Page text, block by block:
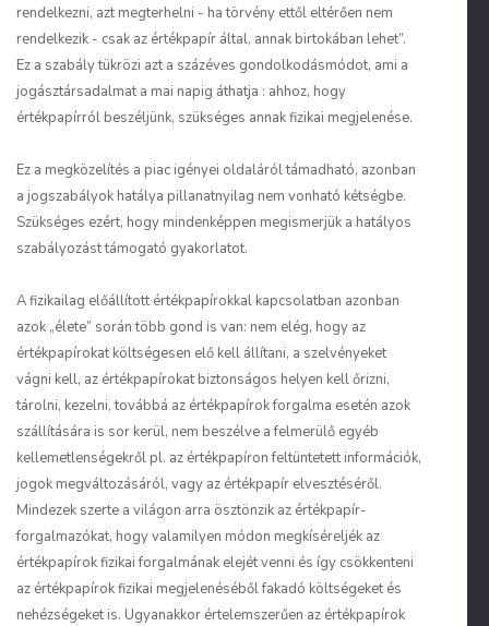
rendelkezni, azt megterhelni - ha törvény ettől eltérően nem
rendelkezik - csak az értékpapír által, annak birtokában lehet”.
Ez a szabály tükrözi azt a százéves gondolkodásmódot, ami a
jogásztársadalmat a mai napig áthatja : ahhoz, hogy
értékpapírról beszéljünk, szükséges annak fizikai megjelenése.
Ez a megközelítés a piac igényei oldaláról támadható, azonban
a jogszabályok hatálya pillanatnyilag nem vonható kétségbe.
Szükséges ezért, hogy mindenképpen megismerjük a hatályos
szabályozást támogató gyakorlatot.
A fizikailag előállított értékpapírokkal kapcsolatban azonban
azok „élete” során több gond is van: nem elég, hogy az
értékpapírokat költségesen elő kell állítani, a szelvényeket
vágni kell, az értékpapírokat biztonságos helyen kell őrizni,
tárolni, kezelni, továbbá az értékpapírok forgalma esetén azok
szállítására is sor kerül, nem beszélve a felmerülő egyéb
kellemetlenségekről pl. az értékpapíron feltüntetett információk,
jogok megváltozásáról, vagy az értékpapír elvesztéséről.
Mindezek szerte a világon arra ösztönzik az értékpapír-
forgalmazókat, hogy valamilyen módon megkíséreljék az
értékpapírok fizikai forgalmának elejét venni és így csökkenteni
az értékpapírok fizikai megjelenéséből fakadó költségeket és
nehézségeket is. Ugyanakkor értelemszerűen az értékpapírok